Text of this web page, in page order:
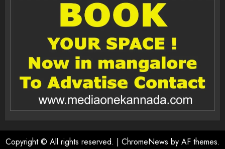
Copyright © All rights reserved. | ChromeNews by AF themes.